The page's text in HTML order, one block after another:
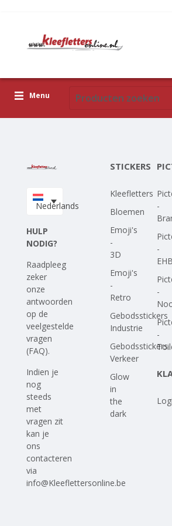
Menu
Upload je eigen ontwerp
Nederlands
HULP
NODIG?
Raadpleeg
zeker
onze
antwoorden
op de
veelgestelde
vragen
(FAQ).
Indien je
nog
steeds
met
vragen zit
kan je
ons
contacteren
via
info@Kleeflettersonline.be
STICKERS
Kleefletters
Bloemen
Emoji's
-
3D
Emoji's
-
Retro
Gebodsstickers
Industrie
Gebodsstickers
Verkeer
Glow
in
the
dark
-
-
-
-